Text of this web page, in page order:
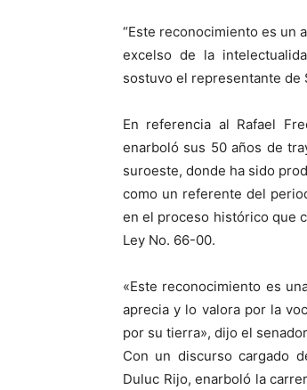
“Este reconocimiento es un
excelso de la
sostuvo el representante de
En referencia al Rafael
enarboló sus 50 años de
suroeste, donde ha sido
como un referente del
en el proceso histórico que
Ley No. 66-00.
«Este reconocimiento es
aprecia y lo valora por la
por su tierra», dijo el
Con un discurso cargado
Duluc Rijo, enarboló la